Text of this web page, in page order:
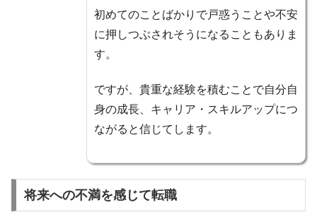
初めてのことばかりで戸惑うことや不安
に押しつぶされそうになることもありま
す。
ですが、貴重な経験を積むことで自分自
身の成長、キャリア・スキルアップにつ
ながると信じてします。
将来への不満を感じて転職